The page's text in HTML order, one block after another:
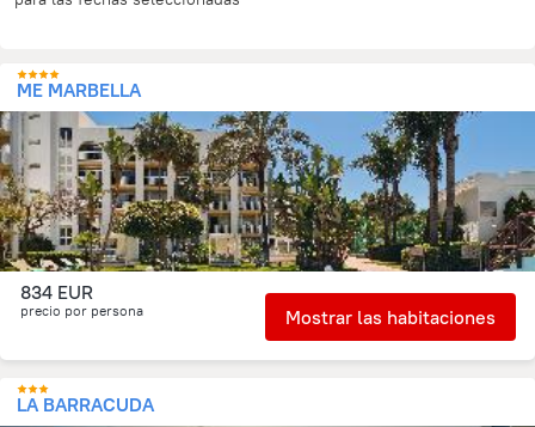
ME MARBELLA
834 EUR
precio por persona Mostrar las habitaciones
LA BARRACUDA